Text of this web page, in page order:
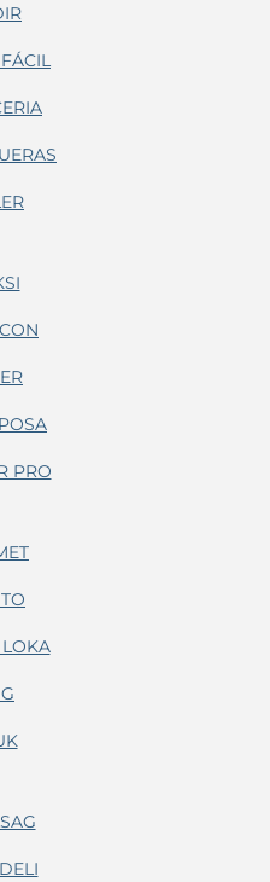
PRO